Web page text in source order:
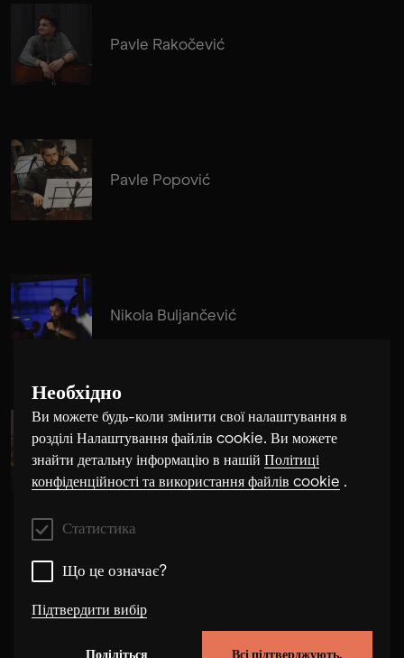
Необхідно
Ви можете будь-коли змінити свої налаштування в
розділі Налаштування файлів cookie. Ви можете
знайти детальну інформацію в нашій Політиці
конфіденційності та використання файлів cookie .
Статистика
Що це означає?
Підтвердити вибір
Поділіться Всі підтверджують.
Pavle Rakočević
Pavle Popović
Nikola Buljančević
Alma Su Baute